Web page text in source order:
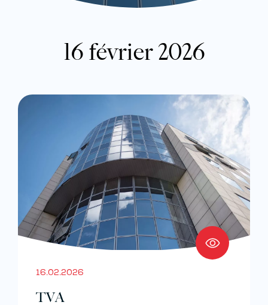
16 février 2026
16.02.2026
TVA